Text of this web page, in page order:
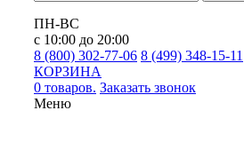
ПН-ВС
с 10:00 до 20:00
8 (800) 302-77-06 8 (499) 348-15-11
КОРЗИНА
0 товаров. Заказать звонок
Меню